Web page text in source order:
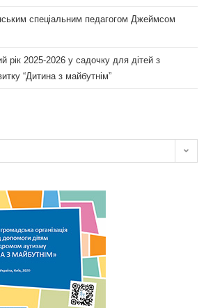
спеціальним педагогом Джеймсом
рік 2025-2026 у садочку для дітей з
“Дитина з майбутнім”